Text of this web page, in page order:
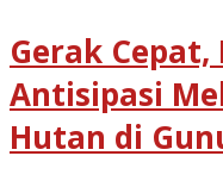
Gerak
Antisipasi
Hutan di